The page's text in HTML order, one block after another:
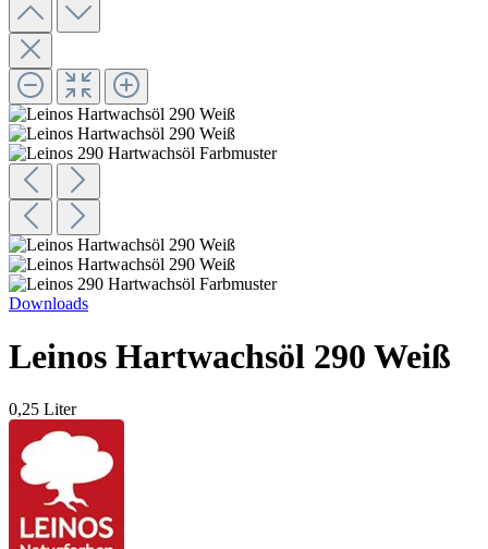
Downloads
Leinos Hartwachsöl 290 Weiß
0,25 Liter